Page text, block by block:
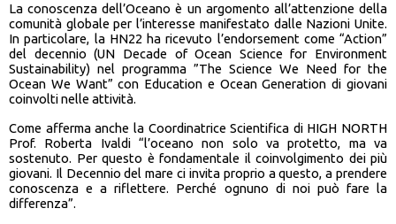
La conoscenza dell’Oceano è un argomento all’attenzione della
comunità globale per l’interesse manifestato dalle Nazioni Unite.
In particolare, la HN22 ha ricevuto l’endorsement come “Action”
del decennio (UN Decade of Ocean Science for Environment
Sustainability) nel programma ”The Science We Need for the
Ocean We Want” con Education e Ocean Generation di giovani
coinvolti nelle attività.
Come afferma anche la Coordinatrice Scientifica di HIGH NORTH
Prof. Roberta Ivaldi “l’oceano non solo va protetto, ma va
sostenuto. Per questo è fondamentale il coinvolgimento dei più
giovani. Il Decennio del mare ci invita proprio a questo, a prendere
conoscenza e a riflettere. Perché ognuno di noi può fare la
differenza”.